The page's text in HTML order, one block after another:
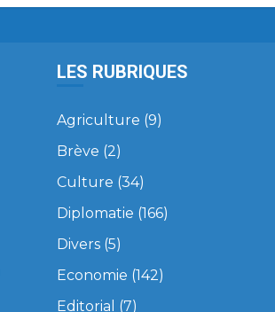
LES RUBRIQUES
Agriculture (9)
Brève (2)
Culture (34)
Diplomatie (166)
Divers(5)
Economie (142)
Editorial (7)